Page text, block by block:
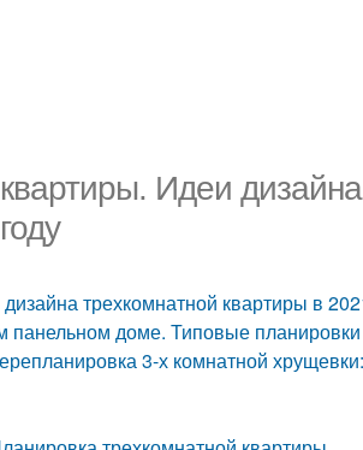
Идеи дизайна
трехкомнатной квартиры в
панельном доме. Типовые планировки
3-х комнатной